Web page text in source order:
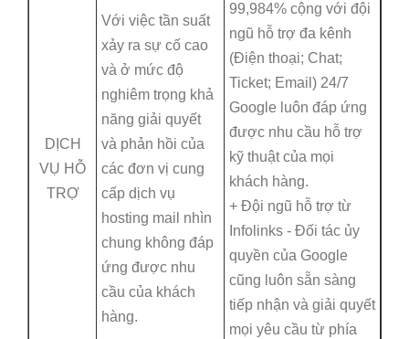
DỊCH
VỤ HỖ
TRỢ
Với việc tần suất
xảy ra sự cố cao
và ở mức độ
nghiêm trọng khả
năng giải quyết
và phản hồi của
các đơn vị cung
cấp dịch vụ
hosting mail nhìn
chung không đáp
ứng được nhu
cầu của khách
hàng.
99,984% cộng với đội
ngũ hỗ trợ đa kênh
(Điện thoại; Chat;
Ticket; Email) 24/7
Google luôn đáp ứng
được nhu cầu hỗ trợ
kỹ thuật của mọi
khách hàng.
+ Đội ngũ hỗ trợ từ
Infolinks - Đối tác ủy
quyền của Google
cũng luôn sẵn sàng
tiếp nhận và giải quyết
mọi yêu cầu từ phía